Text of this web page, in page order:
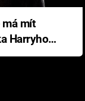
mít
Harryho